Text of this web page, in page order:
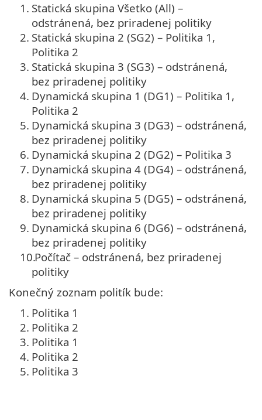
1. Statická skupina Všetko (All) –
odstránená, bez priradenej politiky
2. Statická skupina 2 (SG2) – Politika 1,
Politika 2
3. Statická skupina 3 (SG3) – odstránená,
bez priradenej politiky
4. Dynamická skupina 1 (DG1) – Politika 1,
Politika 2
5. Dynamická skupina 3 (DG3) – odstránená,
bez priradenej politiky
6. Dynamická skupina 2 (DG2) – Politika 3
7. Dynamická skupina 4 (DG4) – odstránená,
bez priradenej politiky
8. Dynamická skupina 5 (DG5) – odstránená,
bez priradenej politiky
9. Dynamická skupina 6 (DG6) – odstránená,
bez priradenej politiky
10.Počítač – odstránená, bez priradenej
politiky
Konečný zoznam politík bude:
1. Politika 1
2. Politika 2
3. Politika 1
4. Politika 2
5. Politika 3